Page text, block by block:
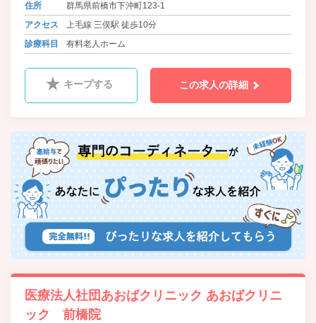
住所
群馬県前橋市下沖町123-1
アクセス
上毛線 三俣駅 徒歩10分
診療科目
有料老人ホーム
キープする この求人の詳細
医療法人社団あおばクリニック あおばクリニ
ック 前橋院